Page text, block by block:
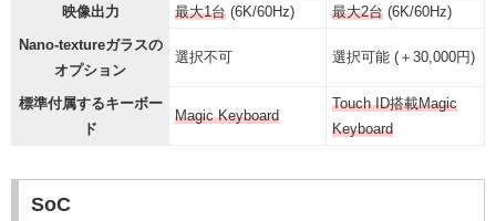
映像出力 最大1台 (6K/60Hz) 最大2台 (6K/60Hz)
Nano-textureガラスの
オプション
選択不可 選択可能 (＋30,000円)
標準付属するキーボー
ド
Magic Keyboard
Touch ID搭載Magic
Keyboard
SoC